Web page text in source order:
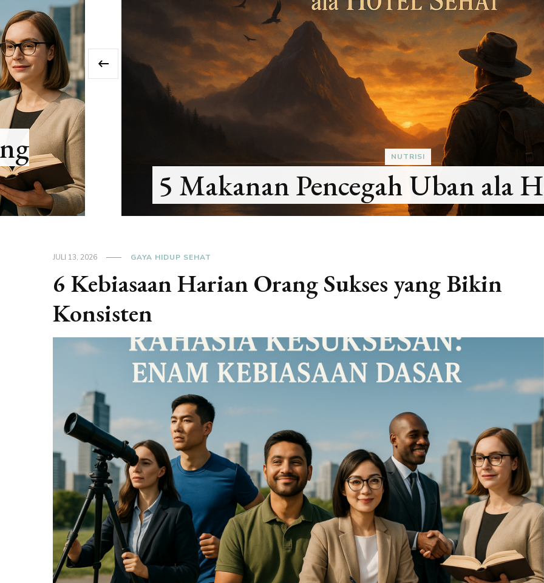
GAYA HIDUP SEHAT
7 Kebiasaan Finansial yang
Tinggalkan Tahun Ini
JULI 13, 2026 GAYA HIDUP SEHAT
6 Kebiasaan Harian Orang Sukses yang Bikin
Konsisten